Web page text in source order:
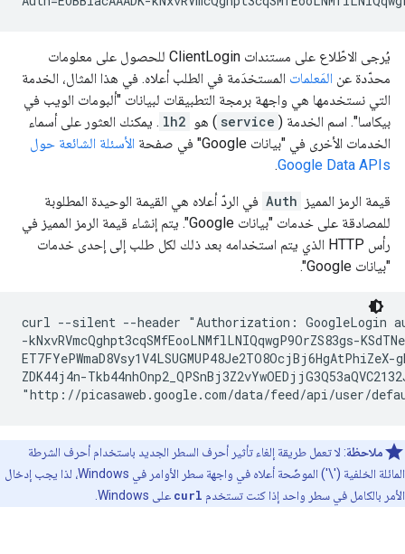
يُرجى الاطّلاع على مستندات ClientLogin للحصول على معلومات
محدّدة عن المَعلمات المستخدَمة في الطلب أعلاه. في هذا المثال، الخدمة
التي نستخدمها هي واجهة برمجة التطبيقات لبيانات "ألبومات الويب في
بيكاسا". اسم الخدمة ( service ) هو lh2 . يمكنك العثور على أسماء
الخدمات الأخرى في "بيانات Google" في صفحة
الأسئلة الشائعة حول
Google Data APIs
.
قيمة الرمز المميز Auth في الردّ أعلاه هي القيمة الوحيدة المطلوبة
للمصادقة على خدمات "بيانات Google". يتم إنشاء قيمة الرمز المميز في
رأس HTTP الذي يتم استخدامه بعد ذلك لكل طلب إلى إحدى خدمات
"بيانات Google".
curl --silent --header "Authorization: GoogleLogin
-kNxvRVmcQghpt3cqSMfEooLNMflLNIQqwgP9OrZS83gs-
ET7FYePWmaD8Vsy1V4LSUGMUP48Je2TO8OcjBj6HgAtPhiZeX-
ZDK44j4n-
"http://picasaweb.google.com/data/feed/api/user/
ملاحظة: لا تعمل طريقة إلغاء تأثير أحرف السطر الجديد باستخدام أحرف الشرطة
المائلة الخلفية ('\') الموضّحة أعلاه في واجهة سطر الأوامر في Windows، لذا يجب إدخال
الأمر بالكامل في سطر واحد إذا كنت تستخدم curl على Windows.